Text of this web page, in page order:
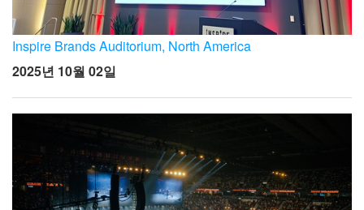
Inspire Brands Auditorium, North America
2025년 10월 02일